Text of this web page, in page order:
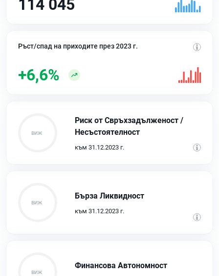
114 045
Ръст/спад на приходите през 2023 г.
+6,6%
Риск от Свръхзадълженост /
Несъстоятелност
към 31.12.2023 г.
Бърза Ликвидност
към 31.12.2023 г.
Финансова Автономност